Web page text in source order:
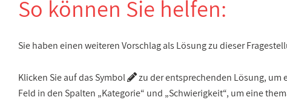
So können Sie helfen:
Sie haben einen weiteren Vorschlag als Lösung zu dieser
Klicken Sie auf das Symbol
zu der entsprechenden Lösung, um
Feld in den Spalten „Kategorie“ und „Schwierigkeit“, um eine